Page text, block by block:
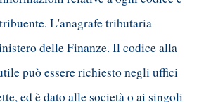
L'anagrafe tributaria
delle Finanze. Il codice alla
può essere richiesto negli uffici
ed è dato alle società o ai singoli